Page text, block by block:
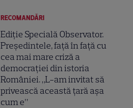
RECOMANDĂRI
Ediție Specială Observator.
Președintele, față în față cu
cea mai mare criză a
democrației din istoria
României. „L-am invitat să
privească această țară așa
cum e”